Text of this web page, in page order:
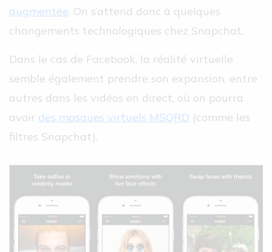
augmentée. On s’attend donc à quelques
changements technologiques chez Snapchat.
Dans le cas de Facebook, la réalité virtuelle
semble également prendre son expansion, entre
autres dans les vidéos en direct, où on pourra
avoir des masques virtuels MSQRD (comme les
filtres Snapchat).